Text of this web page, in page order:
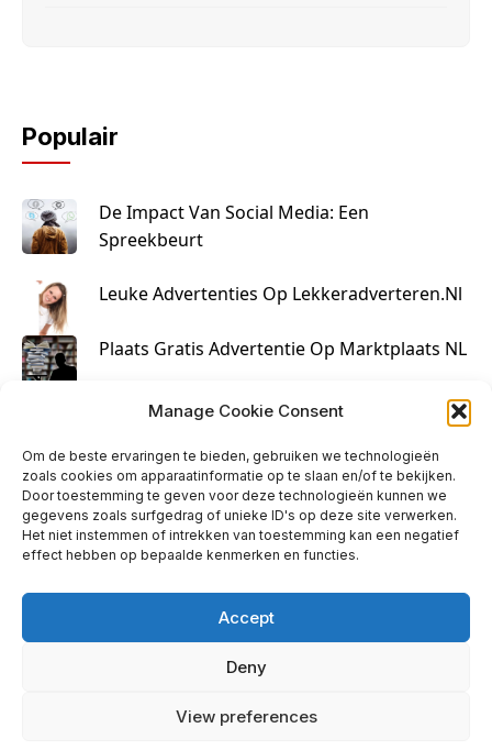
Manage Cookie Consent
Om de beste ervaringen te bieden, gebruiken we technologieën
zoals cookies om apparaatinformatie op te slaan en/of te bekijken.
Door toestemming te geven voor deze technologieën kunnen we
gegevens zoals surfgedrag of unieke ID's op deze site verwerken.
Het niet instemmen of intrekken van toestemming kan een negatief
effect hebben op bepaalde kenmerken en functies.
Accept
Deny
View preferences
Populair
De Impact Van Social Media: Een
Spreekbeurt
Leuke Advertenties Op Lekkeradverteren.nl
Plaats Gratis Advertentie Op Marktplaats NL
Kruisbestuiving Voor Succesvolle Marketing
Contact